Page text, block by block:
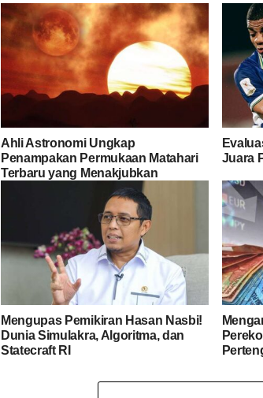
Ahli Astronomi Ungkap
Penampakan Permukaan Matahari
Terbaru yang Menakjubkan
Juara
Mengupas Pemikiran Hasan Nasbi!
Dunia Simulakra, Algoritma, dan
Statecraft RI